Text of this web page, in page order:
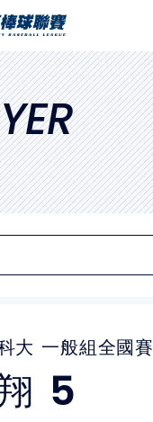
大 一般組全國賽
5